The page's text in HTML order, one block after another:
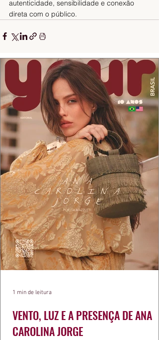
autenticidade, sensibilidade e conexão
direta com o público.
VENTO, LUZ E A PRESENÇA DE ANA
CAROLINA JORGE
1 min de leitura